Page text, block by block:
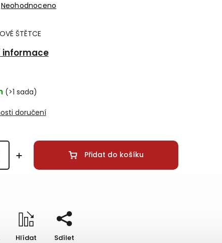
Neohodnoceno
ŠTĚTCE
informace
(>1 sada)
doručení
Přidat do košíku
Hlídat Sdílet